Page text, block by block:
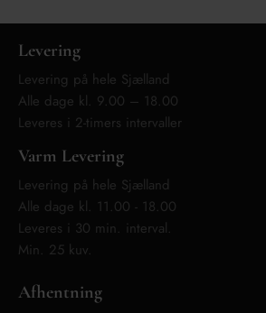
Levering
Levering på hele Sjælland
Alle dage kl. 9.00 – 18.00
Leveres i 2-timers intervaller
Varm Levering
Levering på hele Sjælland
Alle dage kl. 11.00 - 18.00
Leveres i 30 min. interval.
Min. 25 kuv.
Afhentning